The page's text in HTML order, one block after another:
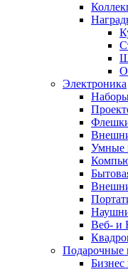
Электроника
Умные
Веб- и
Подарочные